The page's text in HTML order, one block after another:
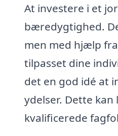
At investere i et
bæredygtighed.
men med hjælp
tilpasset dine
det en god idé at
ydelser. Dette
kvalificerede